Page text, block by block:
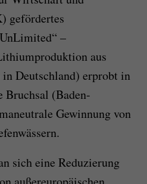
gefördertes
–
aus
in Deutschland) erprobt in
Bruchsal (Baden-
Gewinnung von
sich eine Reduzierung